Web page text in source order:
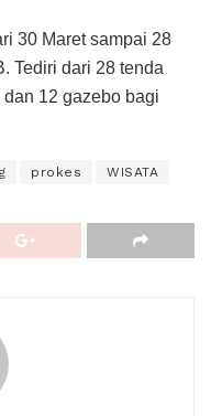
30 Maret sampai 28
Tediri dari 28 tenda
12 gazebo bagi
prokes WISATA